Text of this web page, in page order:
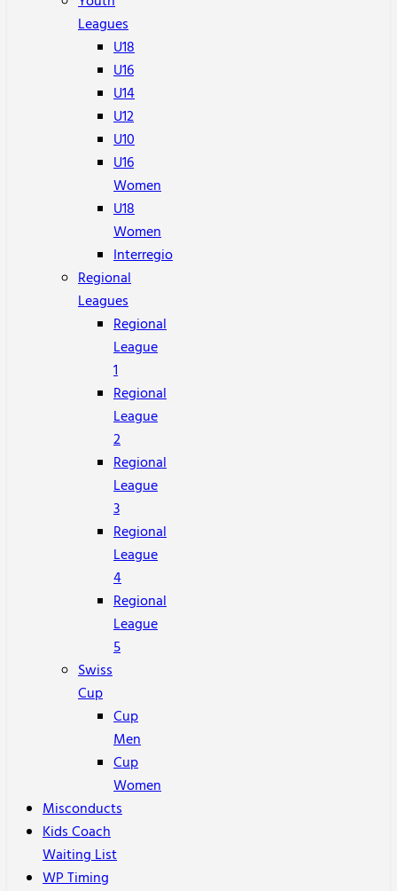
Leagues
U18
U16
U14
U12
U10
U16
Women
U18
Women
Interregio
Regional
Leagues
Regional
League
1
Regional
League
2
Regional
League
3
Regional
League
4
Regional
League
5
Swiss
Cup
Cup
Men
Cup
Women
Misconducts
Kids Coach
Waiting List
WP Timing